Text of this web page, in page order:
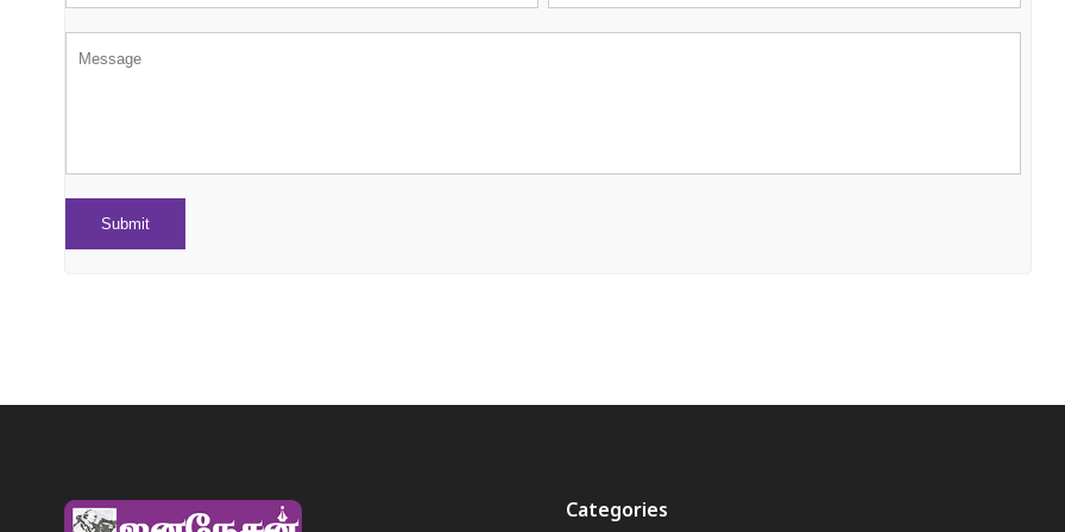
Categories